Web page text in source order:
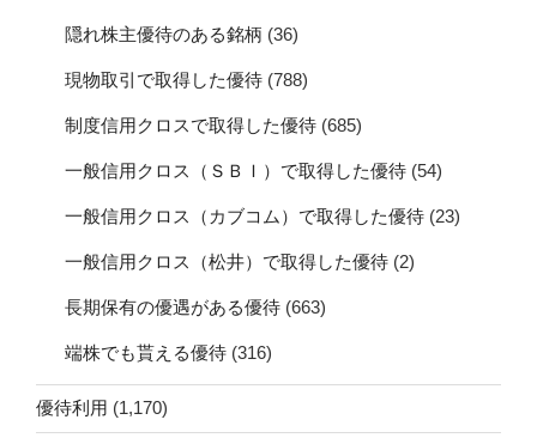
隠れ株主優待のある銘柄 (36)
現物取引で取得した優待 (788)
制度信用クロスで取得した優待 (685)
一般信用クロス（ＳＢＩ）で取得した優待 (54)
一般信用クロス（カブコム）で取得した優待 (23)
一般信用クロス（松井）で取得した優待 (2)
長期保有の優遇がある優待 (663)
端株でも貰える優待 (316)
優待利用 (1,170)